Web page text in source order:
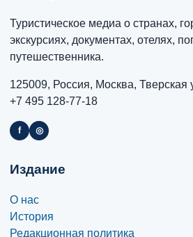
Туристическое медиа о странах,
экскурсиях, документах, отелях,
путешественника.
125009, Россия, Москва, Тверская
+7 495 128-77-18
f ◎
Издание
О нас
История
Редакционная политика